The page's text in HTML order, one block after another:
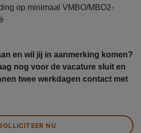
op minimaal VMBO/MBO2-
en wil jij in aanmerking komen?
nog voor de vacature sluit en
twee werkdagen contact met
NU